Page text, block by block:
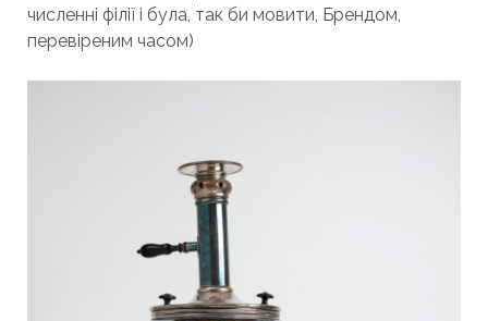
численні філії і була, так би мовити, Брендом,
перевіреним часом)